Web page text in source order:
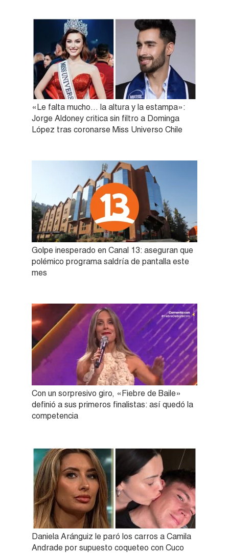
«Le falta mucho… la altura y la estampa»:
Jorge Aldoney critica sin filtro a Dominga
López tras coronarse Miss Universo Chile
Golpe inesperado en Canal 13: aseguran que
polémico programa saldría de pantalla este
mes
Con un sorpresivo giro, «Fiebre de Baile»
definió a sus primeros finalistas: así quedó la
competencia
Daniela Aránguiz le paró los carros a Camila
Andrade por supuesto coqueteo con Cuco